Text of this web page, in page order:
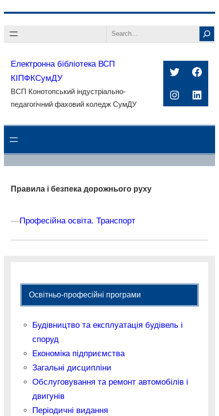
до
Search
Електронна бібліотека ВСП
КІПФКСумДУ
ВСП Конотопський індустріально-
педагогічний фаховий коледж СумДУ
Twitter
Правила і безпека дорожнього руху
––Професійна освіта. Транспорт
Освітньо-професійні програми
Будівництво та експлуатація будівель і
споруд
Економіка підприємства
Загальні дисципліни
Обслуговування та ремонт автомобілів і
двигунів
Періодичні видання